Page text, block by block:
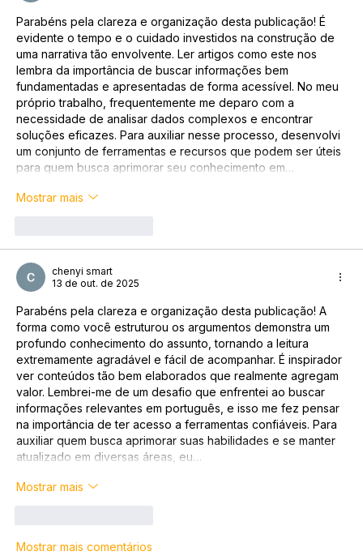
Parabéns pela clareza e organização desta publicação! É
evidente o tempo e o cuidado investidos na construção de
uma narrativa tão envolvente. Ler artigos como este nos
lembra da importância de buscar informações bem
fundamentadas e apresentadas de forma acessível. No meu
próprio trabalho, frequentemente me deparo com a
necessidade de analisar dados complexos e encontrar
soluções eficazes. Para auxiliar nesse processo, desenvolvi
um conjunto de ferramentas e recursos que podem ser úteis
para quem busca aprimorar seu conhecimento em…
Mostrar mais
chenyi smart
13 de out. de 2025
Parabéns pela clareza e organização desta publicação! A
forma como você estruturou os argumentos demonstra um
profundo conhecimento do assunto, tornando a leitura
extremamente agradável e fácil de acompanhar. É inspirador
ver conteúdos tão bem elaborados que realmente agregam
valor. Lembrei-me de um desafio que enfrentei ao buscar
informações relevantes em português, e isso me fez pensar
na importância de ter acesso a ferramentas confiáveis. Para
auxiliar quem busca aprimorar suas habilidades e se manter
atualizado em diversas áreas, eu…
Mostrar mais
Mostrar mais comentários